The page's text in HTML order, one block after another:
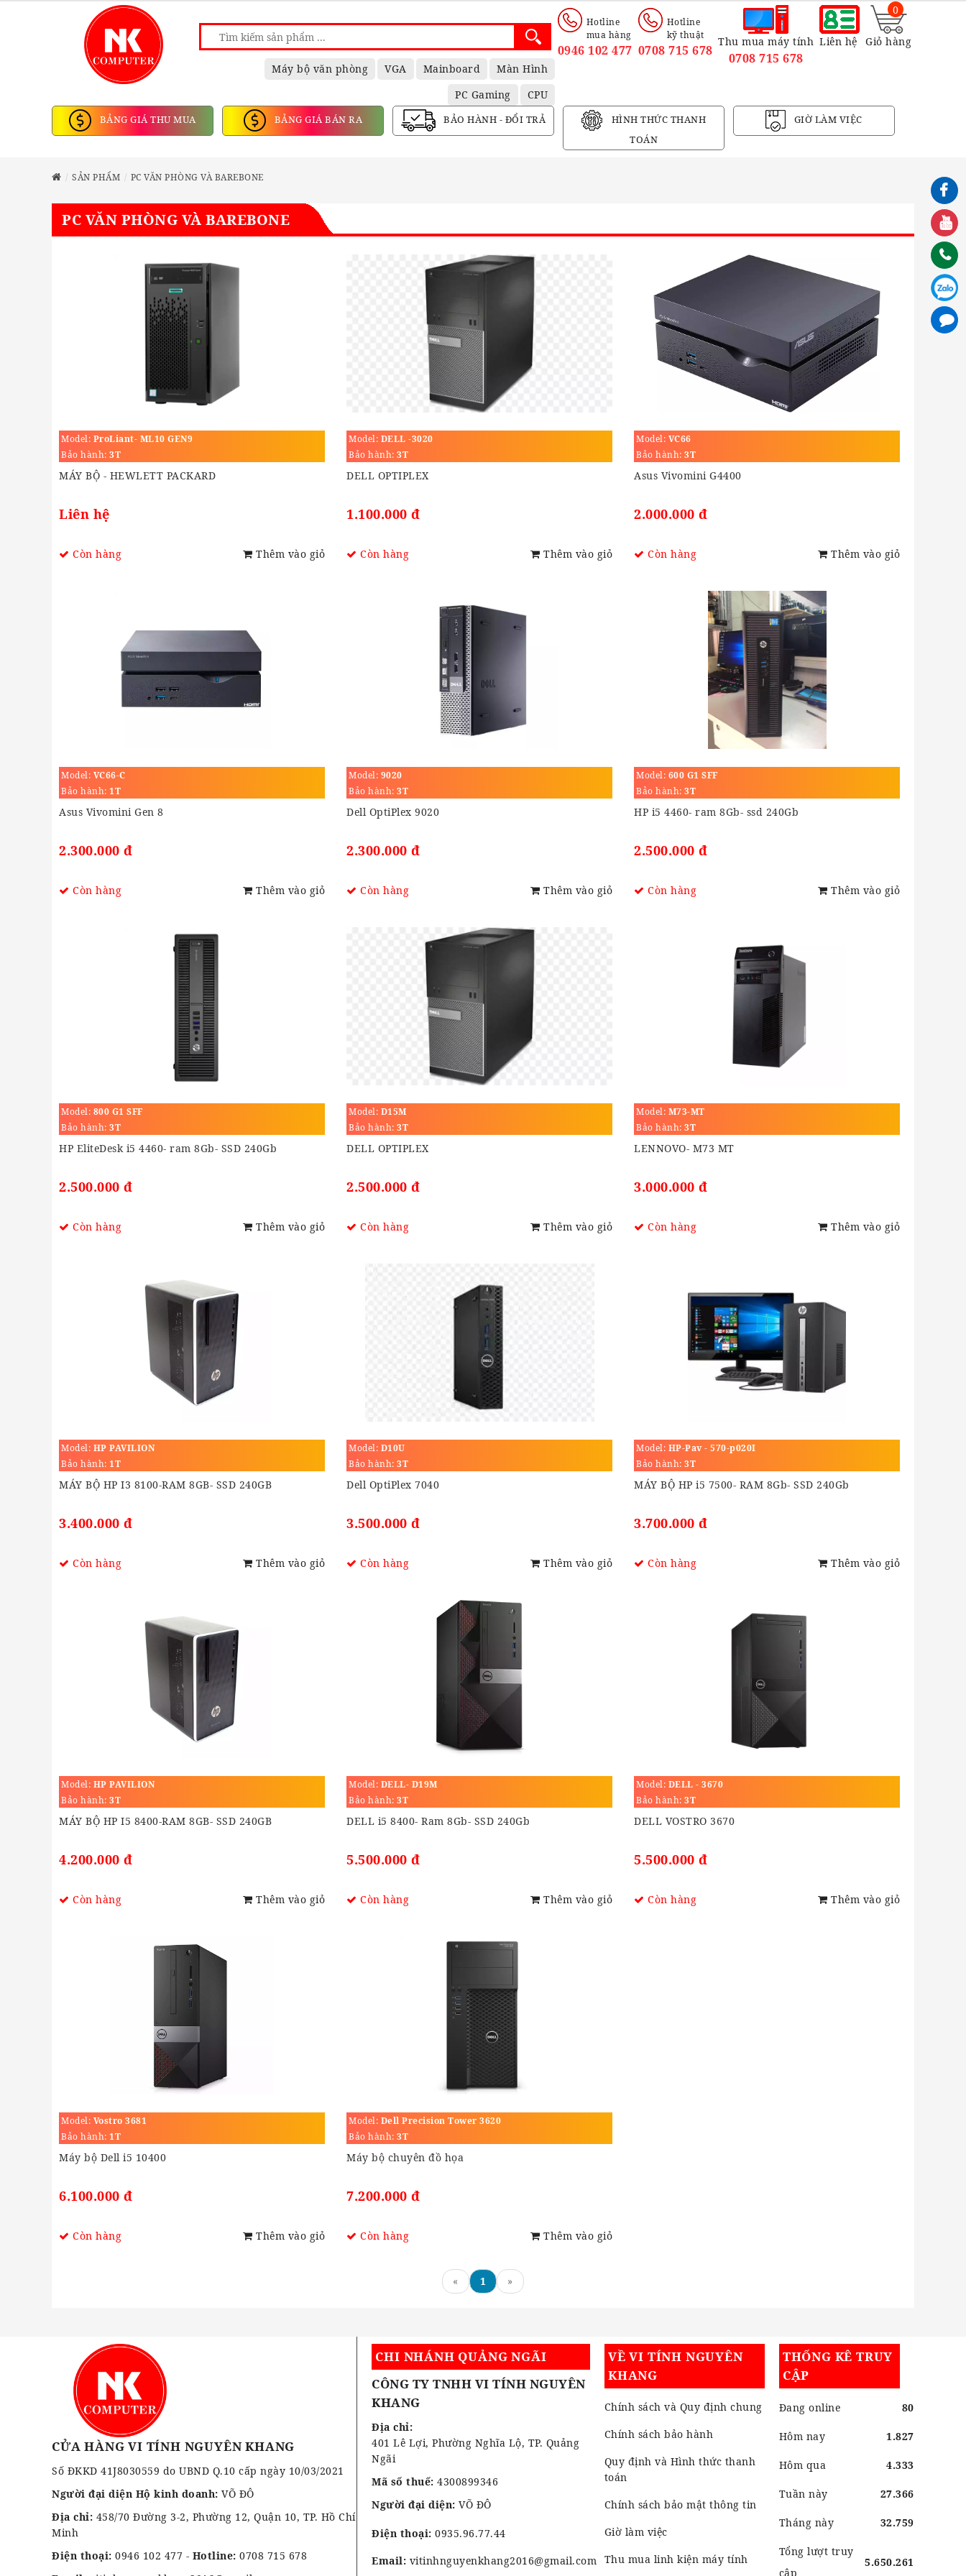
Máy bộ văn phòng VGA Mainboard
Màn Hình
PC Gaming
CPU
Hotline
mua hàng
0946 102 477
Hotline
kỹ thuật
0708 715 678
Thu mua máy tính
0708 715 678
Liên hệ Giỏ hàng
0
BẢNG GIÁ THU MUA BẢNG GIÁ BÁN RA BẢO HÀNH - ĐỔI TRẢ
HÌNH THỨC THANH
TOÁN
GIỜ LÀM VIỆC
SẢN PHẨM PC VĂN PHÒNG VÀ BAREBONE
PC VĂN PHÒNG VÀ BAREBONE
Model: ProLiant- ML10 GEN9
Bảo hành: 3T
MÁY BỘ - HEWLETT PACKARD
Liên hệ
Còn hàng Thêm vào giỏ
Model: DELL -3020
Bảo hành: 3T
DELL OPTIPLEX
1.100.000 đ
Còn hàng Thêm vào giỏ
Model: VC66
Bảo hành: 3T
Asus Vivomini G4400
2.000.000 đ
Còn hàng Thêm vào giỏ
Model: VC66-C
Bảo hành: 1T
Asus Vivomini Gen 8
2.300.000 đ
Còn hàng Thêm vào giỏ
Model: 9020
Bảo hành: 3T
Dell OptiPlex 9020
2.300.000 đ
Còn hàng Thêm vào giỏ
Model: 600 G1 SFF
Bảo hành: 3T
HP i5 4460- ram 8Gb- ssd 240Gb
2.500.000 đ
Còn hàng Thêm vào giỏ
Model: 800 G1 SFF
Bảo hành: 3T
HP EliteDesk i5 4460- ram 8Gb- SSD 240Gb
2.500.000 đ
Còn hàng Thêm vào giỏ
Model: D15M
Bảo hành: 3T
DELL OPTIPLEX
2.500.000 đ
Còn hàng Thêm vào giỏ
Model: M73-MT
Bảo hành: 3T
LENNOVO- M73 MT
3.000.000 đ
Còn hàng Thêm vào giỏ
Model: HP PAVILION
Bảo hành: 1T
MÁY BỘ HP I3 8100-RAM 8GB- SSD 240GB
3.400.000 đ
Còn hàng Thêm vào giỏ
Model: D10U
Bảo hành: 3T
Dell OptiPlex 7040
3.500.000 đ
Còn hàng Thêm vào giỏ
Model: HP-Pav - 570-p020I
Bảo hành: 3T
MÁY BỘ HP i5 7500- RAM 8Gb- SSD 240Gb
3.700.000 đ
Còn hàng Thêm vào giỏ
Model: HP PAVILION
Bảo hành: 3T
MÁY BỘ HP I5 8400-RAM 8GB- SSD 240GB
4.200.000 đ
Còn hàng Thêm vào giỏ
Model: DELL- D19M
Bảo hành: 3T
DELL i5 8400- Ram 8Gb- SSD 240Gb
5.500.000 đ
Còn hàng Thêm vào giỏ
Model: DELL - 3670
Bảo hành: 3T
DELL VOSTRO 3670
5.500.000 đ
Còn hàng Thêm vào giỏ
Model: Vostro 3681
Bảo hành: 1T
Máy bộ Dell i5 10400
6.100.000 đ
Còn hàng Thêm vào giỏ
Model: Dell Precision Tower 3620
Bảo hành: 3T
Máy bộ chuyên đồ họa
7.200.000 đ
Còn hàng Thêm vào giỏ
« 1 »
CỬA HÀNG VI TÍNH NGUYÊN KHANG
Số ĐKKD 41J8030559 do UBND Q.10 cấp ngày 10/03/2021
Người đại diện Hộ kinh doanh: VÕ ĐÔ
Địa chỉ: 458/70 Đường 3-2, Phường 12, Quận 10, TP. Hồ Chí
Minh
Điện thoại: 0946 102 477 - Hotline: 0708 715 678
CHI NHÁNH QUẢNG NGÃI
CÔNG TY TNHH VI TÍNH NGUYÊN
KHANG
Địa chỉ:
401 Lê Lợi, Phường Nghĩa Lộ, TP. Quảng
Ngãi
Mã số thuế:4300899346
Người đại diện: VÕ ĐÔ
Điện thoại:0935.96.77.44
Email: vitinhnguyenkhang2016@gmail.com
VỀ VI TÍNH NGUYÊN
KHANG
Chính sách và Quy định chung
Chính sách bảo hành
Quy định và Hình thức thanh
toán
Chính sách bảo mật thông tin
Giờ làm việc
Thu mua linh kiện máy tính
THỐNG KÊ TRUY
CẬP
Đang online 80
Hôm nay 1.827
Hôm qua 4.333
Tuần này 27.366
Tháng này 32.759
Tổng lượt truy
cập
5.650.261